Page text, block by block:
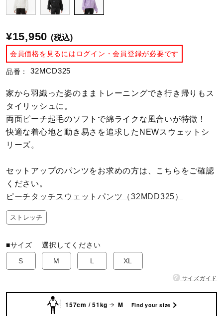
テニス／ソフトテニス
バドミントン
卓球
柔道
ウィンタースポーツ
ワーキング
ウォーキングシューズ
¥15,950 (税込)
会員価格を見るにはログイン・会員登録が必要です
品番： 32MCD325
家から羽織った姿のままトレーニングでき行き帰りもス
タイリッシュに。
両面ピーチ起毛のソフトで綿ライクな風合いが特徴！
快適な着心地と動き易さを追求したNEWスウェットシ
リーズ。
セットアップのパンツをお求めの方は、こちらをご確認
ください。
ピーチタッチスウェットパンツ（32MDD325）
ストレッチ
■サイズ選択してください
S
M L XL
? サイズガイド
157cm / 51kg M Find your size